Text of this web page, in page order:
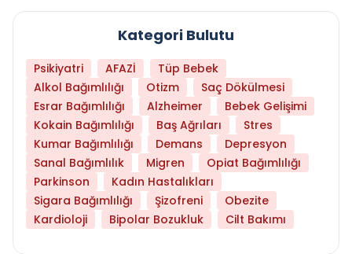
Kategori Bulutu
Psikiyatri AFAZİ
Tüp Bebek
Alkol Bağımlılığı
Otizm
Saç Dökülmesi
Esrar Bağımlılığı
Alzheimer
Bebek Gelişimi
Kokain Bağımlılığı
Baş Ağrıları
Stres
Kumar Bağımlılığı
Demans
Depresyon
Sanal Bağımlılık
Migren
Opiat Bağımlılığı
Parkinson
Kadın Hastalıkları
Sigara Bağımlılığı
Şizofreni
Obezite
Kardioloji
Bipolar Bozukluk Cilt Bakımı